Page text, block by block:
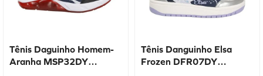
Tênis Daguinho Homem-
Aranha MSP32DY
Tênis Danguinho Elsa
Frozen DFR07DY